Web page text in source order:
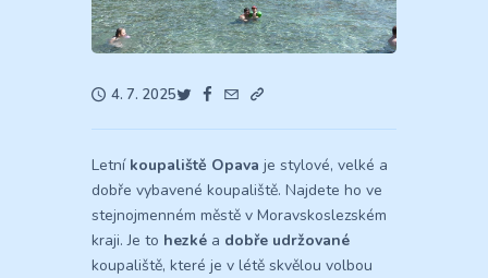
4. 7. 2025
Letní koupaliště Opava je stylové, velké a
dobře vybavené koupaliště. Najdete ho ve
stejnojmenném městě v Moravskoslezském
kraji. Je to hezké a dobře udržované
koupaliště, které je v létě skvělou volbou